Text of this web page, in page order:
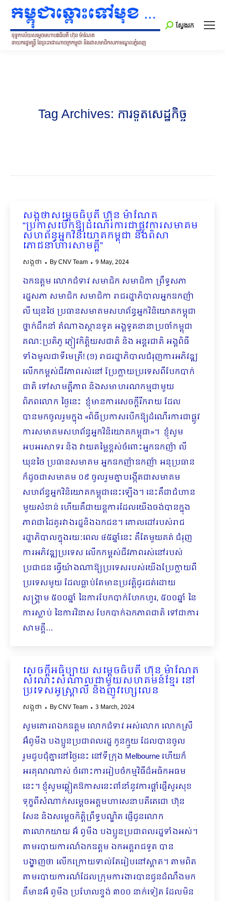
Search:
ស្វែងរក
Tag Archives: ការទូតសេដ្ឋកិច្ច
សង្កថាសម្ដេចធិបតី ហ៊ុន ម៉ាណែត
“ប្រកាសបើកឱ្យដំណើរការជាផ្លូវការសមាគម
សហព័ន្ធអ្នកវិនិយោគកម្ពុជា និងពិសា
ភោជនាហារសាមគ្គី”
សង្កថា ByCNV Team 9 May, 2024
ឯកឧត្តម លោកជំទាវ សមាជិក សមាជិកា ព្រឹទ្ធសភា
រដ្ឋសភា សមាជិក សមាជិកា រាជរដ្ឋាភិបាលអ្នកឧកញ៉ា
លី ឃុនថៃ ប្រធានសមាគមសហព័ន្ធអ្នកវិនិយោគកម្ពុជា
ថ្នាក់ដឹកនាំ តំណាងស្ថានទូត អង្គទូតនានាប្រចាំកម្ពុជា
គណៈប្រតិភូ ភ្ញៀវកិត្តិយសជាតិ និង អន្តរជាតិ អង្គពិធី
ទាំងមូលជាទីមេត្រី! (១) រាជរដ្ឋាភិបាលជំរុញការអភិវឌ្ឍ
លើកកម្ពស់ជីវភាពរស់នៅ ប្រែក្លាយប្រទេសពីបែកបាក់
ជាតិ ទៅសាមគ្គីភាព និងសមាហរណកម្មជាមួយ
ពិភពលោក ថ្ងៃនេះ ខ្ញុំមានការសេចក្ដីរីករាយ ដែល
បានមកចូលរួមក្នុង «ពិធីប្រកាសបើកឱ្យដំណើរការជាផ្លូវ
ការសមាគមសហព័ន្ធអ្នកវិនិយោគកម្ពុជា»។ ខ្ញុំសូម
អបអរសាទរ និង វាយតម្លៃខ្ពស់ចំពោះអ្នកឧកញ៉ា លី
ឃុនថៃ ប្រធានសមាគម អ្នកឧកញ៉ាឧកញ៉ា អនុប្រធាន
ក៏ដូចជាសមាគម ០៩ ចូលរួមគ្នាបង្កើតជាសមាគម
សហព័ន្ធអ្នកវិនិយោគកម្ពុជានេះឡើង។ នេះគឺជាជំហាន
មួយសំខាន់ ហើយគឺជាយន្ដការដែលយើងចង់បានក្នុង
ភាពជាដៃគូរវាងរដ្ឋនិងឯកជន។ គោលដៅរបស់រាជ
រដ្ឋាភិបាលក្នុងរយៈពេល ៤៥ឆ្នាំនេះ គឺតែមួយគត់ ជំរុញ
ការអភិវឌ្ឍប្រទេស លើកកម្ពស់ជីវភាពរស់នៅរបស់
ប្រជាជន ធ្វើយ៉ាងណាឱ្យប្រទេសរបស់យើងប្រែក្លាយពី
ប្រទេសមួយ ដែលធ្លាប់តែមានប្រវត្តិជូរជត់ដោយ
សង្រ្គាម ៥០០ឆ្នាំ នៃការបែកបាក់ហែកហួរ, ៥០០ឆ្នាំ នៃ
ការស្លាប់ នៃការវិនាស បែកបាក់ឯកភាពជាតិ ទៅជាការ
សាមគ្គី…
សេចក្ដីអធិប្បាយ សម្ដេចធិបតី ហ៊ុន ម៉ាណែត
សំណេះសំណាលជាមួយសហគមន៍ខ្មែរ នៅ
ប្រទេសអូស្រ្តាលី និងញូវហ្សេលេន
សង្កថា ByCNV Team 3 March, 2024
សូមគោរពឯកឧត្តម លោកជំទាវ អស់លោក លោកស្រី
អ៊ំពូមីង បងប្អូនប្រជាពលរដ្ឋ កូនក្មួយ ដែលបានចូល
រួមជួបជុំគ្នានៅថ្ងៃនេះ នៅទីក្រុង Melbourne ហើយក៏
អរគុណណាស់ ចំពោះការរៀបចំកម្មវិធីដ៏អធិកអធម
នេះ។ ខ្ញុំសូមឆ្លៀតឱកាសនេះពាំនាំនូវការផ្ដាំផ្ញើសួរសុខ
ទុក្ខពីសំណាក់សម្ដេចអគ្គមហាសេនាបតីតេជោ ហ៊ុន
សែន និងសម្ដេចកិតិ្តព្រឹទ្ធបណ្ឌិត ផ្ញើជូនលោក
តាលោកយាយ អ៊ំ ពូមីង បងប្អូនប្រជាពលរដ្ឋទាំងអស់។
តាមរបាយការណ៍ឯកឧត្តម ឯកអគ្គរាជទូត បាន
បង្ហាញថា លើកក្រោយទាល់តែរៀបនៅស្តាត។ តាមពិត
តាមរបាយការណ៍ដែលក្រុមការងារបានជូនដំណឹងមក
គឺមានអ៊ំ ពូមីង ប្រហែលខ្ទង់ ៣០០ នាក់ទៀត ដែលមិន